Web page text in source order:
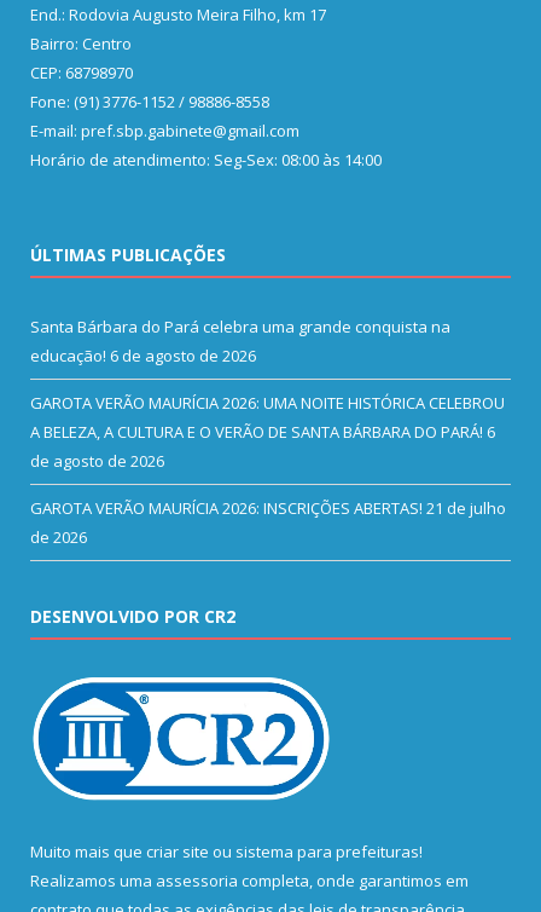
End.: Rodovia Augusto Meira Filho, km 17
Bairro: Centro
CEP: 68798970
Fone: (91) 3776-1152 / 98886-8558
E-mail: pref.sbp.gabinete@gmail.com
Horário de atendimento: Seg-Sex: 08:00 às 14:00
ÚLTIMAS PUBLICAÇÕES
Santa Bárbara do Pará celebra uma grande conquista na
educação! 6 de agosto de 2026
GAROTA VERÃO MAURÍCIA 2026: UMA NOITE HISTÓRICA CELEBROU
A BELEZA, A CULTURA E O VERÃO DE SANTA BÁRBARA DO PARÁ! 6
de agosto de 2026
GAROTA VERÃO MAURÍCIA 2026: INSCRIÇÕES ABERTAS! 21 de julho
de 2026
DESENVOLVIDO POR CR2
Muito mais que criar site ou sistema para prefeituras!
Realizamos uma assessoria completa, onde garantimos em